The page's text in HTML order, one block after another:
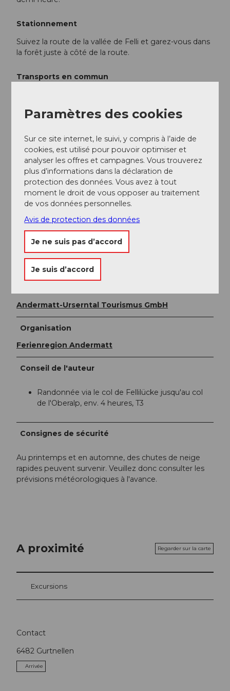
Stationnement
Suivez la route de la vallée de Felli et garez-vous dans
la forêt juste à côté de la route.
Transports en commun
commencer la randonnée. L'horaire est disponible ici :
Informations supplémentaires / Liens
Treschhütte SAC
Alpenkranz Uri
Auto AG Uri
Pour toute autre question, contactez volontiers :
Région de vacances Andermatt
info@andermatt.swiss
Andermatt-Urserntal Tourismus GmbH
Organisation
Ferienregion Andermatt
Conseil de l'auteur
Randonnée via le col de Fellilücke jusqu'au col
de l'Oberalp, env. 4 heures, T3
Consignes de sécurité
Au printemps et en automne, des chutes de neige
rapides peuvent survenir. Veuillez donc consulter les
prévisions météorologiques à l'avance.
A proximité Regarder sur la carte
Excursions
Contact
6482 Gurtnellen
Arrivée
Paramètres des cookies
Sur ce site internet, le suivi, y compris à l’aide de
cookies, est utilisé pour pouvoir optimiser et
analyser les offres et campagnes. Vous trouverez
plus d’informations dans la déclaration de
protection des données. Vous avez à tout
moment le droit de vous opposer au traitement
de vos données personnelles.
Avis de protection des données
Je ne suis pas d’accord
Je suis d’accord